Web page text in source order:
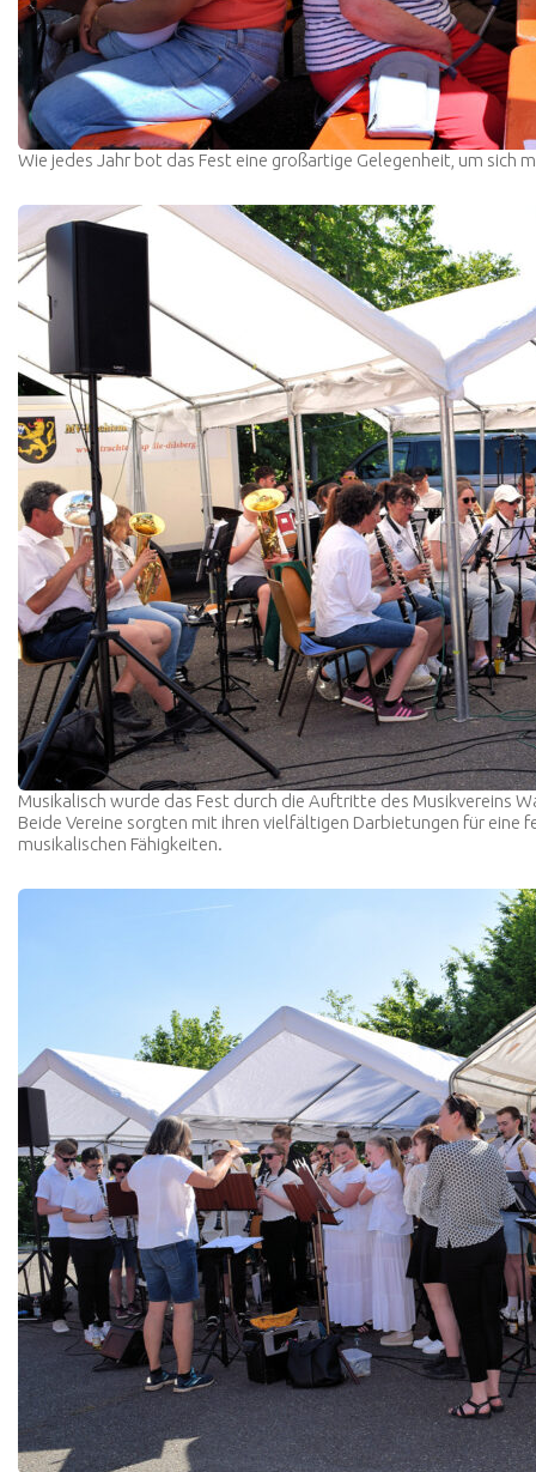
Wie jedes Jahr bot das Fest eine großartige Gelegenheit, um sich
Musikalisch wurde das Fest durch die Auftritte des Musikvereins
Beide Vereine sorgten mit ihren vielfältigen Darbietungen für
musikalischen Fähigkeiten.